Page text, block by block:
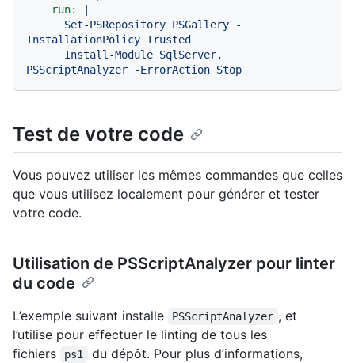
run:
InstallationPolicy Trusted
Test de votre code
Vous pouvez utiliser les mêmes commandes que celles
que vous utilisez localement pour générer et tester
votre code.
Utilisation de PSScriptAnalyzer pour linter
du code
L’exemple suivant installe PSScriptAnalyzer , et
l’utilise pour effectuer le linting de tous les
fichiers
ps1
du dépôt. Pour plus d’informations,